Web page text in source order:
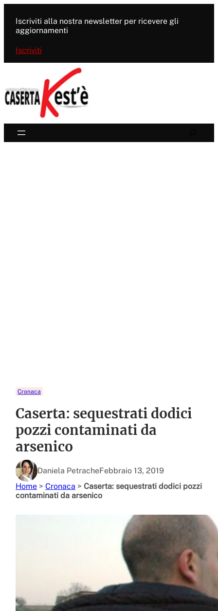
contenuto
Iscriviti alla nostra newsletter per ricevere gli
aggiornamenti
Iscriviti
Cronaca
Caserta: sequestrati dodici
pozzi contaminati da
arsenico
Daniela PetracheFebbraio 13, 2019
Home > Cronaca > Caserta: sequestrati dodici pozzi
contaminati da arsenico